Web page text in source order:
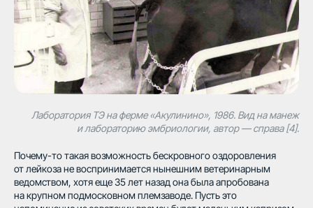
Лаборатория ТЭ на ферме «Акулинино», 1986. Вид на манеж
и лабораторию эмбриологии, автор — справа [4].
Почему-то такая возможность бескровного оздоровления
от лейкоза не воспринимается нынешним ветеринарным
ведомством, хотя еще 35 лет назад она была апробована
на крупном подмосковном племзаводе. Пусть это